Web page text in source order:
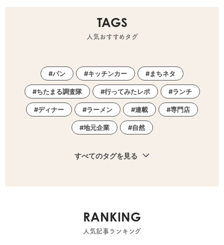
TAGS
人気おすすめタグ
パン キッチンカー まちネタ
ちたまる調査隊 行ってみたレポ ランチ
ディナー ラーメン 連載 専門店
地元企業 自然
すべてのタグを見る
RANKING
人気記事ランキング